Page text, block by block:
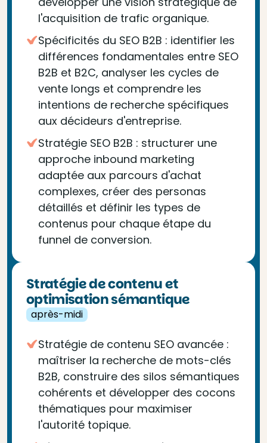
l'acquisition de trafic organique.
Spécificités du SEO B2B : identifier les
différences fondamentales entre SEO
B2B et B2C, analyser les cycles de
vente longs et comprendre les
intentions de recherche spécifiques
aux décideurs d'entreprise.
Stratégie SEO B2B : structurer une
approche inbound marketing
adaptée aux parcours d'achat
complexes, créer des personas
détaillés et définir les types de
contenus pour chaque étape du
funnel de conversion.
Stratégie de contenu et
optimisation sémantique
après-midi
Stratégie de contenu SEO avancée :
maîtriser la recherche de mots-clés
B2B, construire des silos sémantiques
cohérents et développer des cocons
thématiques pour maximiser
l'autorité topique.